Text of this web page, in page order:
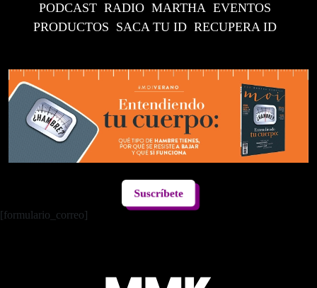
PODCAST RADIO MARTHA EVENTOS
PRODUCTOS SACA TU ID RECUPERA ID
Suscríbete
[formulario_correo]